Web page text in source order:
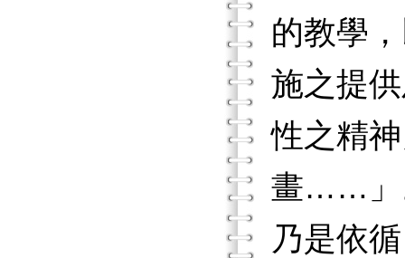
的教學
施之提
性之精
畫……」
乃是依